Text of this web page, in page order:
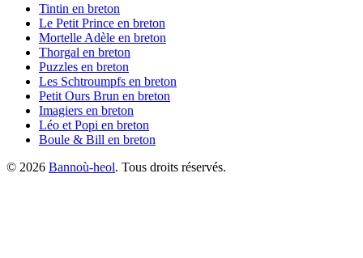
Tintin en breton
Le Petit Prince en breton
Mortelle Adèle en breton
Thorgal en breton
Puzzles en breton
Les Schtroumpfs en breton
Petit Ours Brun en breton
Imagiers en breton
Léo et Popi en breton
Boule & Bill en breton
© 2026 Bannoù-heol. Tous droits réservés.